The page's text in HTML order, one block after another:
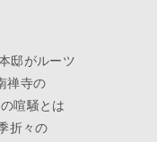
邸がルーツ
禅寺の
喧騒とは
折々の